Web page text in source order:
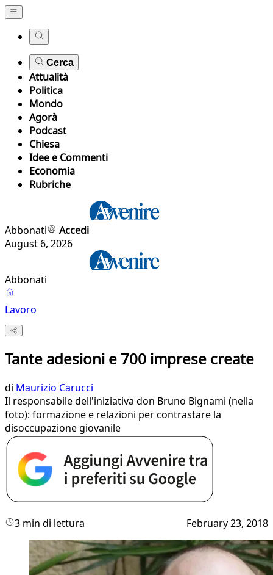
Cerca
Attualità
Politica
Mondo
Agorà
Podcast
Chiesa
Idee e Commenti
Economia
Rubriche
Abbonati
Accedi
August 6, 2026
Abbonati
Lavoro
Tante adesioni e 700 imprese create
di Maurizio Carucci
Il responsabile dell'iniziativa don Bruno Bignami (nella
foto): formazione e relazioni per contrastare la
disoccupazione giovanile
3 min di lettura February 23, 2018